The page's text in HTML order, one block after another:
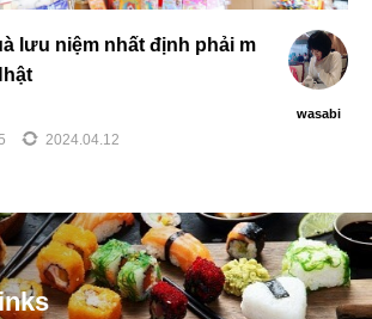
lưu niệm nhất định phải m
wasabi
2024.04.12